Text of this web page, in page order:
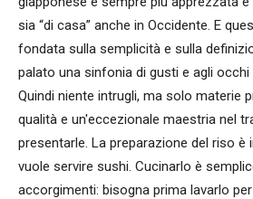
sia “di casa” anche in Occidente. E
fondata sulla semplicità e sulla
palato una sinfonia di gusti e agli
Quindi niente intrugli, ma solo materie
qualità e un'eccezionale maestria nel
presentarle. La preparazione del riso è
vuole servire sushi. Cucinarlo è
accorgimenti: bisogna prima lavarlo